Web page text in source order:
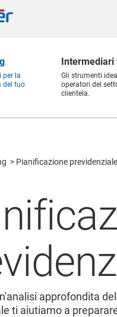
per la
del tuo
Intermediari
Gli strumenti
operatori del
clientela.
Pianificazione previdenziale
approfondita
ti aiutiamo a